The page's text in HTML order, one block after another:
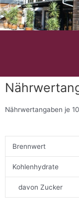
Zum
Inhalt
springen
Nährwertangaben je
Brennwert
Kohlenhydrate
davon Zucker